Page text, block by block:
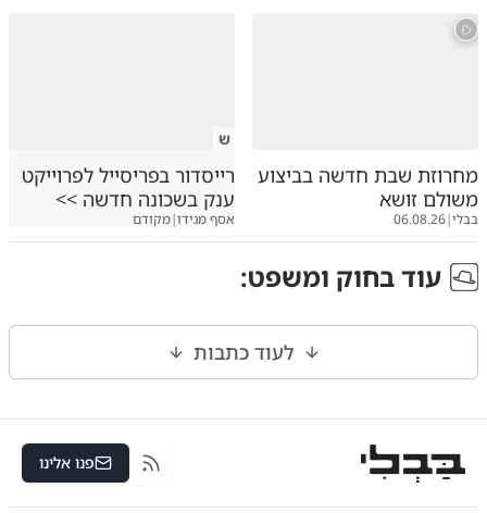
מחרוזת שבת חדשה בביצוע
משולם זושא
בבלי|
06.08.26
ש
רייסדור בפריסייל לפרוייקט
ענק בשכונה חדשה >>
אסף מגידו|מקודם
עוד בחוק ומשפט:
לעוד כתבות
RSS פנו אלינו